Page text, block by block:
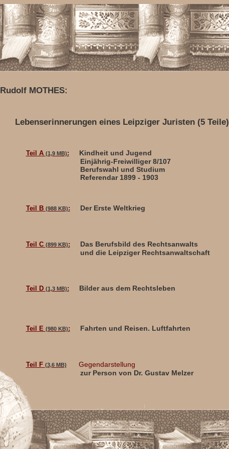
Rudolf MOTHES:
Lebenserinnerungen eines Leipziger Juristen (5 Teile)
Teil A (1,9 MB):
Kindheit und Jugend
Einjährig-Freiwilliger 8/107
Berufswahl und Studium
Referendar 1899 - 1903
Teil B (988 KB): Der Erste Weltkrieg
Teil C (899 KB):
Das Berufsbild des Rechtsanwalts
und die Leipziger Rechtsanwaltschaft
Teil D (1,3 MB): Bilder aus dem Rechtsleben
Teil E (980 KB): Fahrten und Reisen. Luftfahrten
Teil F (3,6 MB)
Gegendarstellung
zur Person von Dr. Gustav Melzer